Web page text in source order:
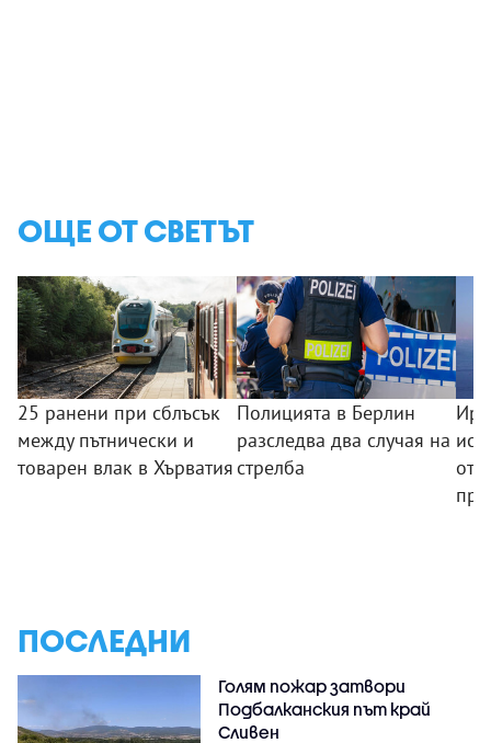
ОЩЕ ОТ СВЕТЪТ
25 ранени при сблъсък
между пътнически и
товарен влак в Хърватия
Полицията в Берлин
разследва два случая на
стрелба
ПОСЛЕДНИ
Голям пожар затвори
Подбалканския път край
Сливен